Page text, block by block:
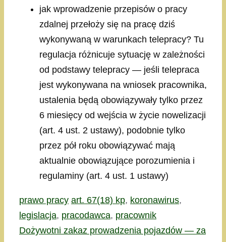
jak wprowadzenie przepisów o pracy
zdalnej przełoży się na pracę dziś
wykonywaną w warunkach telepracy? Tu
regulacja różnicuje sytuację w zależności
od podstawy telepracy — jeśli telepraca
jest wykonywana na wniosek pracownika,
ustalenia będą obowiązywały tylko przez
6 miesięcy od wejścia w życie nowelizacji
(art. 4 ust. 2 ustawy), podobnie tylko
przez pół roku obowiązywać mają
aktualnie obowiązujące porozumienia i
regulaminy (art. 4 ust. 1 ustawy)
Kategorie
prawo pracy Tagi
art. 67(18) kp, koronawirus,
legislacja, pracodawca, pracownik
Dożywotni zakaz prowadzenia pojazdów — za